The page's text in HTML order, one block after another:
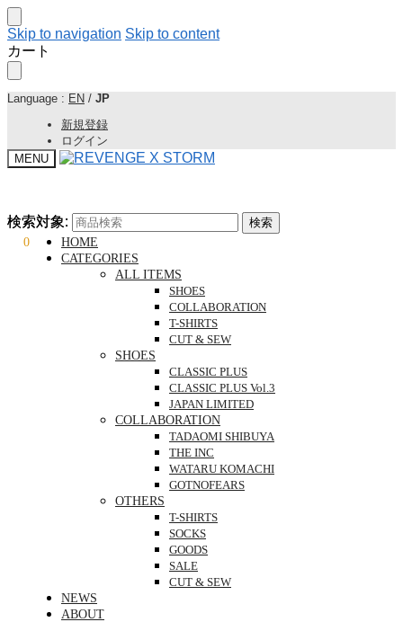
Skip to navigation Skip to content
カート
Language : EN / JP
新規登録
ログイン
MENU
検索対象:
検索
0
検索対象:
検索
HOME
CATEGORIES
ALL ITEMS
SHOES
COLLABORATION
T-SHIRTS
CUT & SEW
SHOES
CLASSIC PLUS
CLASSIC PLUS Vol.3
JAPAN LIMITED
COLLABORATION
TADAOMI SHIBUYA
THE INC
WATARU KOMACHI
GOTNOFEARS
OTHERS
T-SHIRTS
SOCKS
GOODS
SALE
CUT & SEW
NEWS
ABOUT